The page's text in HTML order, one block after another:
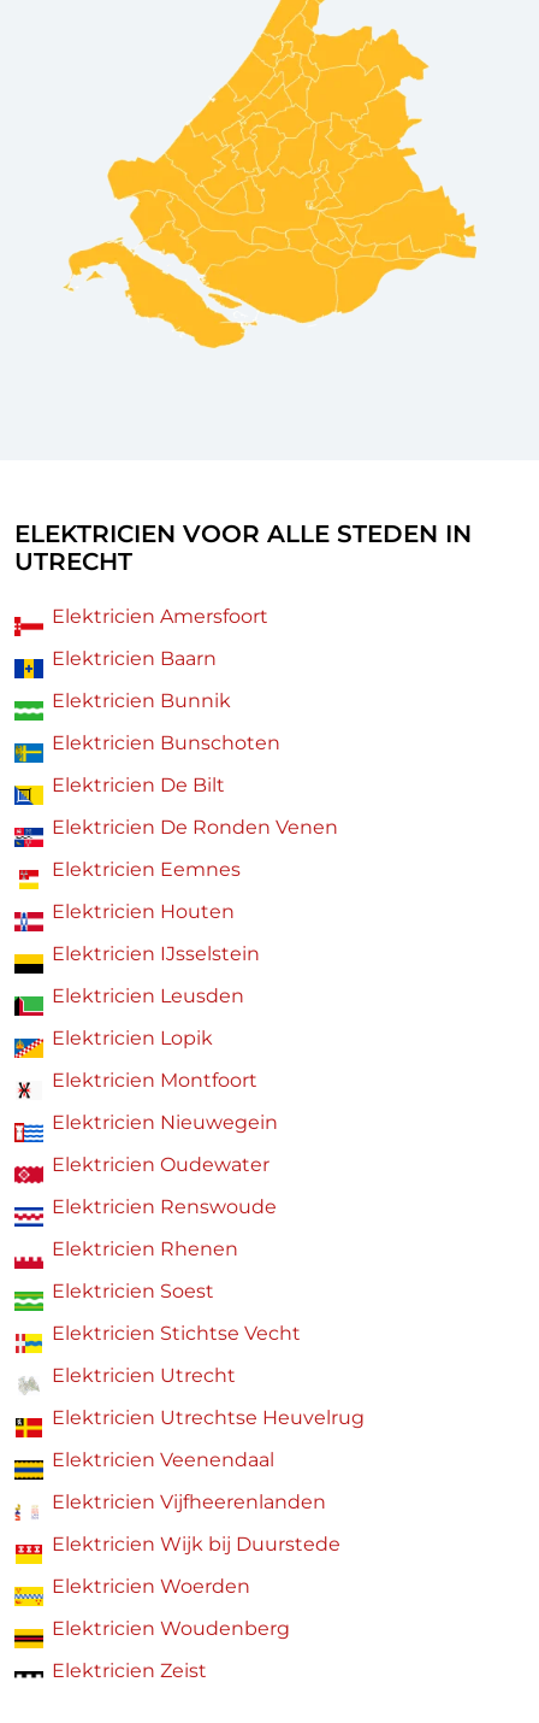
ELEKTRICIEN VOOR ALLE STEDEN IN
UTRECHT
Elektricien Amersfoort
Elektricien Baarn
Elektricien Bunnik
Elektricien Bunschoten
Elektricien De Bilt
Elektricien De Ronden Venen
Elektricien Eemnes
Elektricien Houten
Elektricien IJsselstein
Elektricien Leusden
Elektricien Lopik
Elektricien Montfoort
Elektricien Nieuwegein
Elektricien Oudewater
Elektricien Renswoude
Elektricien Rhenen
Elektricien Soest
Elektricien Stichtse Vecht
Elektricien Utrecht
Elektricien Utrechtse Heuvelrug
Elektricien Veenendaal
Elektricien Vijfheerenlanden
Elektricien Wijk bij Duurstede
Elektricien Woerden
Elektricien Woudenberg
Elektricien Zeist